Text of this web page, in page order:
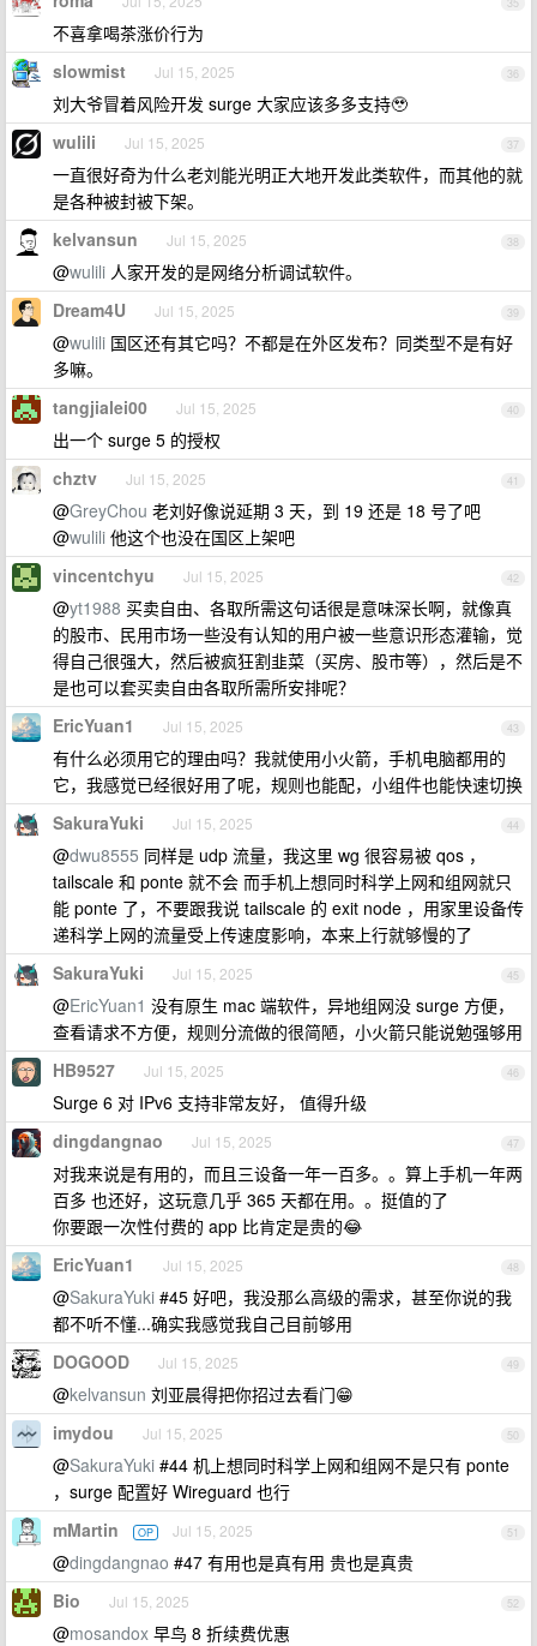
不喜拿喝茶涨价行为
36
slowmist Jul 15, 2025
刘大爷冒着风险开发 surge 大家应该多多支持🥹
37
wulili Jul 15, 2025
一直很好奇为什么老刘能光明正大地开发此类软件，而其他的就
是各种被封被下架。
38
kelvansun Jul 15, 2025
@wulili 人家开发的是网络分析调试软件。
39
Dream4U Jul 15, 2025
@wulili 国区还有其它吗？不都是在外区发布？同类型不是有好
多嘛。
40
tangjialei00 Jul 15, 2025
出一个 surge 5 的授权
41
chztv Jul 15, 2025
@GreyChou 老刘好像说延期 3 天，到 19 还是 18 号了吧
@wulili 他这个也没在国区上架吧
42
vincentchyu Jul 15, 2025
@yt1988 买卖自由、各取所需这句话很是意味深长啊，就像真
的股市、民用市场一些没有认知的用户被一些意识形态灌输，觉
得自己很强大，然后被疯狂割韭菜（买房、股市等），然后是不
是也可以套买卖自由各取所需所安排呢？
43
EricYuan1 Jul 15, 2025
有什么必须用它的理由吗？我就使用小火箭，手机电脑都用的
它，我感觉已经很好用了呢，规则也能配，小组件也能快速切换
44
SakuraYuki Jul 15, 2025
@dwu8555 同样是 udp 流量，我这里 wg 很容易被 qos ，
tailscale 和 ponte 就不会 而手机上想同时科学上网和组网就只
能 ponte 了，不要跟我说 tailscale 的 exit node ，用家里设备传
递科学上网的流量受上传速度影响，本来上行就够慢的了
45
SakuraYuki Jul 15, 2025
@EricYuan1 没有原生 mac 端软件，异地组网没 surge 方便，
查看请求不方便，规则分流做的很简陋，小火箭只能说勉强够用
46
HB9527 Jul 15, 2025
Surge 6 对 IPv6 支持非常友好， 值得升级
47
dingdangnao Jul 15, 2025
对我来说是有用的，而且三设备一年一百多。。算上手机一年两
百多 也还好，这玩意几乎 365 天都在用。。挺值的了
你要跟一次性付费的 app 比肯定是贵的😂
48
EricYuan1 Jul 15, 2025
@SakuraYuki #45 好吧，我没那么高级的需求，甚至你说的我
都不听不懂...确实我感觉我自己目前够用
49
DOGOOD Jul 15, 2025
@kelvansun 刘亚晨得把你招过去看门😁
50
imydou Jul 15, 2025
@SakuraYuki #44 机上想同时科学上网和组网不是只有 ponte
，surge 配置好 Wireguard 也行
51
mMartin OP Jul 15, 2025
@dingdangnao #47 有用也是真有用 贵也是真贵
52
Bio Jul 15, 2025
@mosandox 早鸟 8 折续费优惠